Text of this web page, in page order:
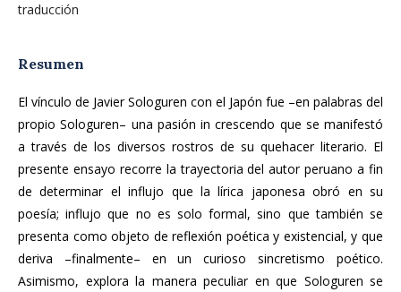
traducción
Resumen
El vínculo de Javier Sologuren con el Japón fue –en palabras del
propio Sologuren– una pasión in crescendo que se manifestó
a través de los diversos rostros de su quehacer literario. El
presente ensayo recorre la trayectoria del autor peruano a fin
de determinar el influjo que la lírica japonesa obró en su
poesía; influjo que no es solo formal, sino que también se
presenta como objeto de reflexión poética y existencial, y que
deriva –finalmente– en un curioso sincretismo poético.
Asimismo, explora la manera peculiar en que Sologuren se